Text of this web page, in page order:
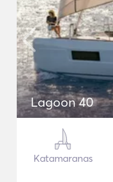
Lagoon 40
Katamaranas